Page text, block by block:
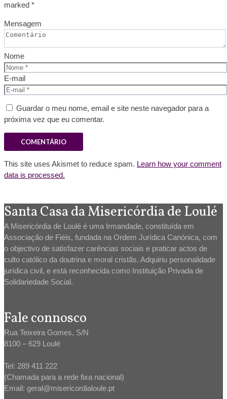
marked *
Mensagem
Nome
E-mail
Guardar o meu nome, email e site neste navegador para a
próxima vez que eu comentar.
This site uses Akismet to reduce spam. Learn how your comment
data is processed.
Santa Casa da Misericórdia de Loulé
A Misericórdia de Loulé é uma Irmandade, constituída em
Associação de Fiéis, fundada na Ordem Jurídica Canónica, com
o objectivo de satisfazer carências sociais e praticar actos de
culto católico da doutrina e moral cristãs. Adquiriu personalidade
jurídica civil, e está reconhecida como Instituição Privada de
Solidariedade Social.
Fale connosco
Rua Teixeira Gomes, S/N
8100 – 629 Loulé
Tel: 289 411 222
(Chamada para a rede fixa nacional)
Email: geral@misericordialoule.pt